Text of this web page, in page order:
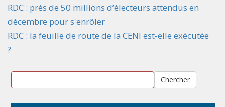
RDC : près de 50 millions d’électeurs attendus en
décembre pour s'enrôler
RDC : la feuille de route de la CENI est-elle exécutée
?
Chercher